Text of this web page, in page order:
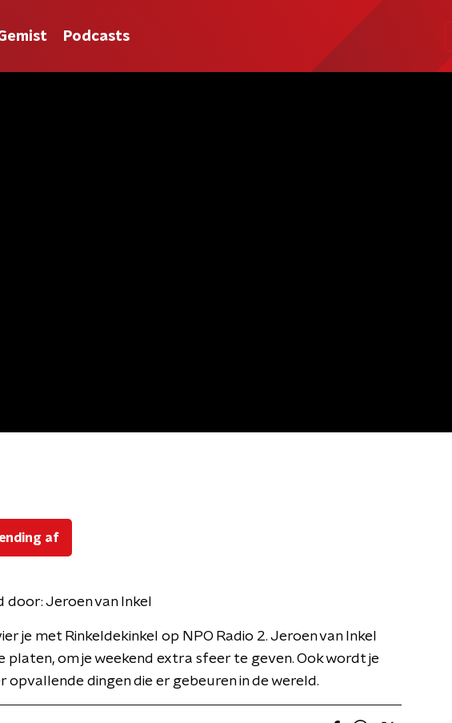
Podcasts
af
door: Jeroen van Inkel
je met Rinkeldekinkel op NPO Radio 2. Jeroen van Inkel
platen, om je weekend extra sfeer te geven. Ook wordt je
opvallende dingen die er gebeuren in de wereld.